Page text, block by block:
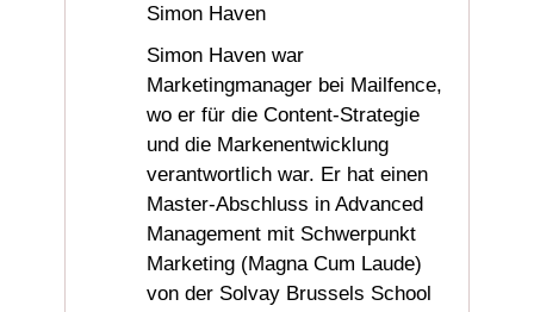
Simon Haven
Simon Haven war
Marketingmanager bei Mailfence,
wo er für die Content-Strategie
und die Markenentwicklung
verantwortlich war. Er hat einen
Master-Abschluss in Advanced
Management mit Schwerpunkt
Marketing (Magna Cum Laude)
von der Solvay Brussels School